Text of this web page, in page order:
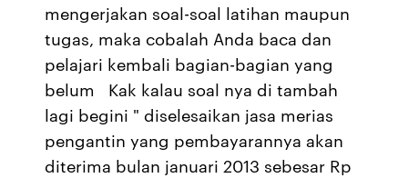
mengerjakan soal-soal latihan maupun
tugas, maka cobalah Anda baca dan
pelajari kembali bagian-bagian yang
belum Kak kalau soal nya di tambah
lagi begini " diselesaikan jasa merias
pengantin yang pembayarannya akan
diterima bulan januari 2013 sebesar Rp